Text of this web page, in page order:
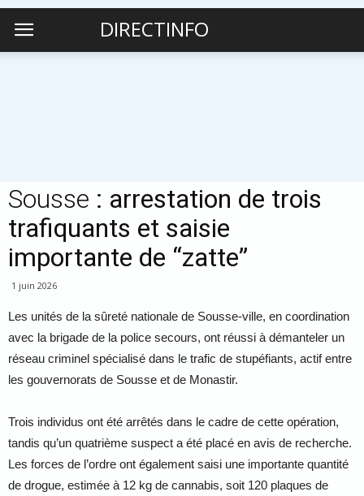
DIRECTINFO
Sousse : arrestation de trois
trafiquants et saisie
importante de “zatte”
1 juin 2026
Les unités de la sûreté nationale de Sousse-ville, en coordination
avec la brigade de la police secours, ont réussi à démanteler un
réseau criminel spécialisé dans le trafic de stupéfiants, actif entre
les gouvernorats de Sousse et de Monastir.
Trois individus ont été arrêtés dans le cadre de cette opération,
tandis qu’un quatrième suspect a été placé en avis de recherche.
Les forces de l’ordre ont également saisi une importante quantité
de drogue, estimée à 12 kg de cannabis, soit 120 plaques de